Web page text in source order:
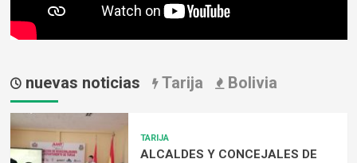
nuevas noticias Tarija Bolivia
TARIJA
ALCALDES Y CONCEJALES DE